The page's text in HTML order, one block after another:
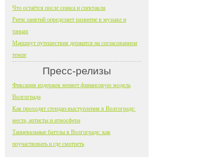
Что остаётся после сеанса и спектакля
Ритм занятий определяет развитие в музыке и
танцах
Маршрут путешествия держится на согласованном
темпе
Пресс-релизы
Фиксация издержек меняет финансовую модель
Волгограда
Как проходят стендап-выступления в Волгограде:
места, артисты и атмосфера
Танцевальные баттлы в Волгограде: как
поучаствовать и где смотреть